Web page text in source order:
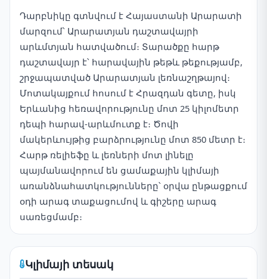
Դարբնիկը գտնվում է Հայաստանի Արարատի
մարզում՝ Արարատյան դաշտավայրի
արևմտյան հատվածում։ Տարածքը հարթ
դաշտավայր է՝ հարավային թեթև թեքությամբ,
շրջապատված Արարատյան լեռնաշղթայով։
Մոտակայքում հոսում է Հրազդան գետը, իսկ
Երևանից հեռավորությունը մոտ 25 կիլոմետր
դեպի հարավ-արևմուտք է։ Ծովի
մակերևույթից բարձրությունը մոտ 850 մետր է։
Հարթ ռելիեֆը և լեռների մոտ լինելը
պայմանավորում են ցամաքային կլիմայի
առանձնահատկությունները՝ օրվա ընթացքում
օդի արագ տաքացումով և գիշերը արագ
սառեցմամբ։
Կլիմայի տեսակ